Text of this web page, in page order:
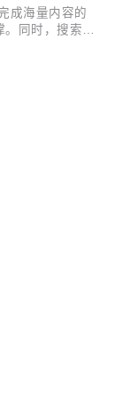
是“做网站
先生： 我很艰
我是搞网站的
成海量内容的
同时，搜索引
我们有机会掀
数的问题。 如